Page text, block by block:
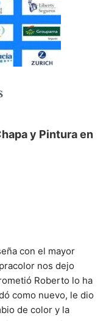
y Pintura en
con el mayor
nos dejo
Roberto lo ha
como nuevo, le dio
de color y la